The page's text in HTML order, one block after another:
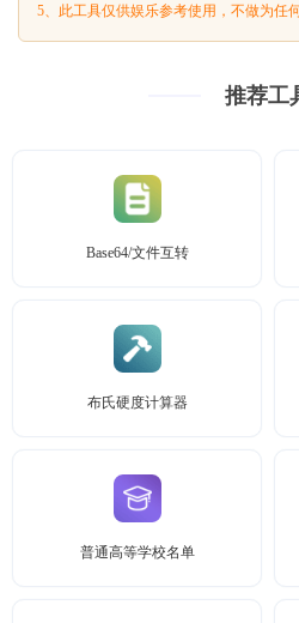
5、此工具仅供娱乐参考使用，不做为任
推荐工
Base64/文件互转
布氏硬度计算器
普通高等学校名单